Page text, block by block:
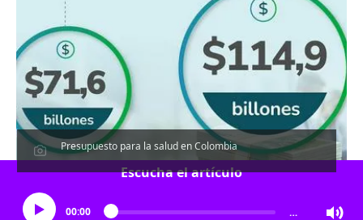
Presupuesto para la salud en Colombia
Escucha el artículo
00:00 …